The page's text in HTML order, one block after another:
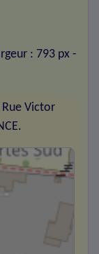
: 793 px -
Victor